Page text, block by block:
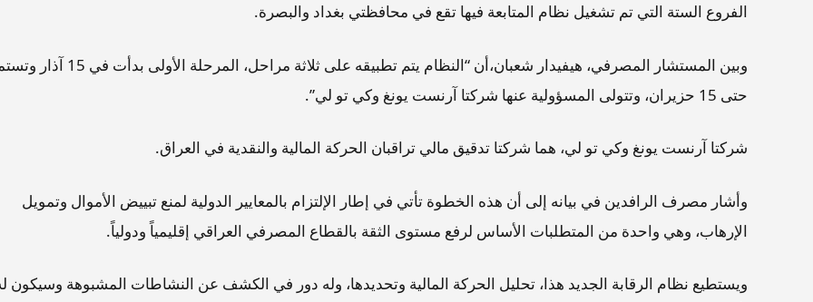
الفروع الستة التي تم تشغيل نظام المتابعة فيها تقع في محافظتي بغداد والبصرة.
وبين المستشار المصرفي، هيفيدار شعبان،أن “النظام يتم تطبيقه على ثلاثة مراحل، المرحلة الأولى
حتى 15 حزيران، وتتولى المسؤولية عنها شركتا آرنست يونغ وكي تو لي”.
شركتا آرنست يونغ وكي تو لي، هما شركتا تدقيق مالي تراقبان الحركة المالية والنقدية في العراق.
وأشار مصرف الرافدين في بيانه إلى أن هذه الخطوة تأتي في إطار الإلتزام بالمعايير الدولية لمنع تبييض الأموال وتمويل
الإرهاب، وهي واحدة من المتطلبات الأساس لرفع مستوى الثقة بالقطاع المصرفي العراقي إقليمياً ودولياً.
ويستطيع نظام الرقابة الجديد هذا، تحليل الحركة المالية وتحديدها، وله دور في الكشف عن النشاطات المشبوهة وسيكون